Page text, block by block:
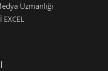
Uzmanlığı